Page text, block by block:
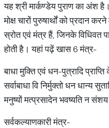
यह श्री मार्कण्डेय पुराण का अंश
मोक्ष चारों पुरुषार्थों को प्रदान
स्रोत एवं मंत्र हैं, जिनके विधिवत
होती है। यहां पढ़ें खास 6 मंत्र-
बाधा मुक्ति एवं धन-पुत्रादि
सर्वाबाधा वि निर्मुक्तो धन धान्य
मनुष्यों मत्प्रसादेन भवष्यति न
सर्वकल्याणकारी मंत्र-